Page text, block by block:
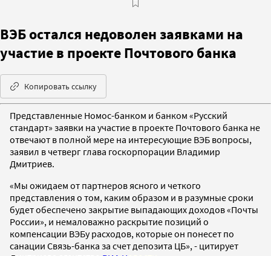
ВЭБ остался недоволен заявками на
участие в проекте Почтового банка
Копировать ссылку
Представленные Номос-банком и банком «Русский
стандарт» заявки на участие в проекте Почтового банка не
отвечают в полной мере на интересующие ВЭБ вопросы,
заявил в четверг глава госкорпорации Владимир
Дмитриев.
«Мы ожидаем от партнеров ясного и четкого
представления о том, каким образом и в разумные сроки
будет обеспечено закрытие выпадающих доходов «Почты
России», и немаловажно раскрытие позиций о
компенсации ВЭБу расходов, которые он понесет по
санации Связь-банка за счет депозита ЦБ», - цитирует